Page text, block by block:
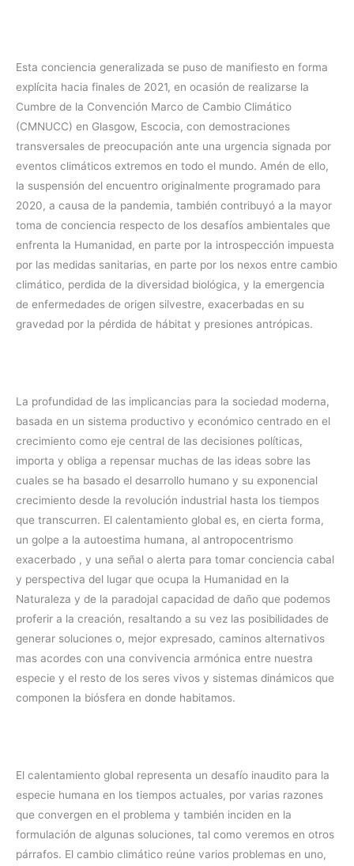
Esta conciencia generalizada se puso de manifiesto en forma
explícita hacia finales de 2021, en ocasión de realizarse la
Cumbre de la Convención Marco de Cambio Climático
(CMNUCC) en Glasgow, Escocia, con demostraciones
transversales de preocupación ante una urgencia signada por
eventos climáticos extremos en todo el mundo. Amén de ello,
la suspensión del encuentro originalmente programado para
2020, a causa de la pandemia, también contribuyó a la mayor
toma de conciencia respecto de los desafíos ambientales que
enfrenta la Humanidad, en parte por la introspección impuesta
por las medidas sanitarias, en parte por los nexos entre cambio
climático, perdida de la diversidad biológica, y la emergencia
de enfermedades de origen silvestre, exacerbadas en su
gravedad por la pérdida de hábitat y presiones antrópicas.
La profundidad de las implicancias para la sociedad moderna,
basada en un sistema productivo y económico centrado en el
crecimiento como eje central de las decisiones políticas,
importa y obliga a repensar muchas de las ideas sobre las
cuales se ha basado el desarrollo humano y su exponencial
crecimiento desde la revolución industrial hasta los tiempos
que transcurren. El calentamiento global es, en cierta forma,
un golpe a la autoestima humana, al antropocentrismo
exacerbado , y una señal o alerta para tomar conciencia cabal
y perspectiva del lugar que ocupa la Humanidad en la
Naturaleza y de la paradojal capacidad de daño que podemos
proferir a la creación, resaltando a su vez las posibilidades de
generar soluciones o, mejor expresado, caminos alternativos
mas acordes con una convivencia armónica entre nuestra
especie y el resto de los seres vivos y sistemas dinámicos que
componen la biósfera en donde habitamos.
El calentamiento global representa un desafío inaudito para la
especie humana en los tiempos actuales, por varias razones
que convergen en el problema y también inciden en la
formulación de algunas soluciones, tal como veremos en otros
párrafos. El cambio climático reúne varios problemas en uno,